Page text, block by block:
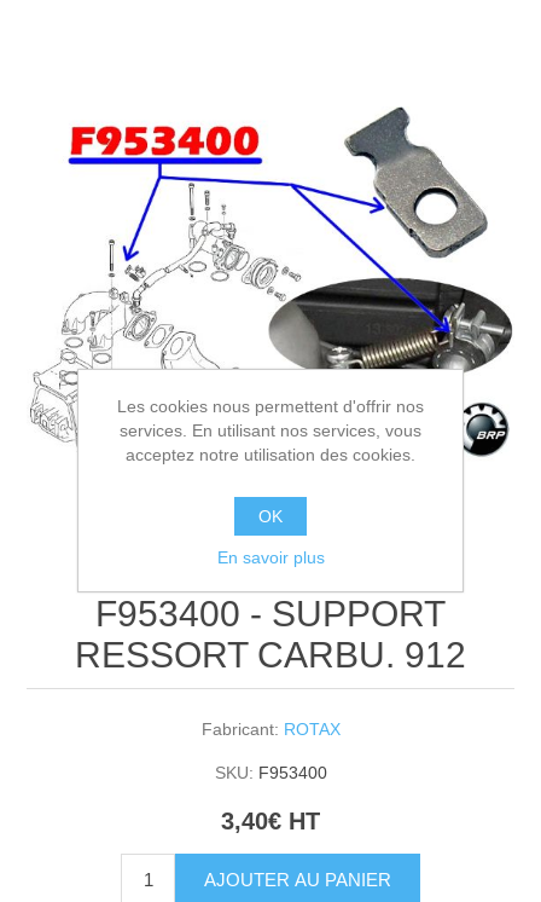
F953400 - SUPPORT
RESSORT CARBU. 912
Fabricant: ROTAX
SKU: F953400
3,40€ HT
AJOUTER AU PANIER
Les cookies nous permettent d'offrir nos
services. En utilisant nos services, vous
acceptez notre utilisation des cookies.
OK
En savoir plus